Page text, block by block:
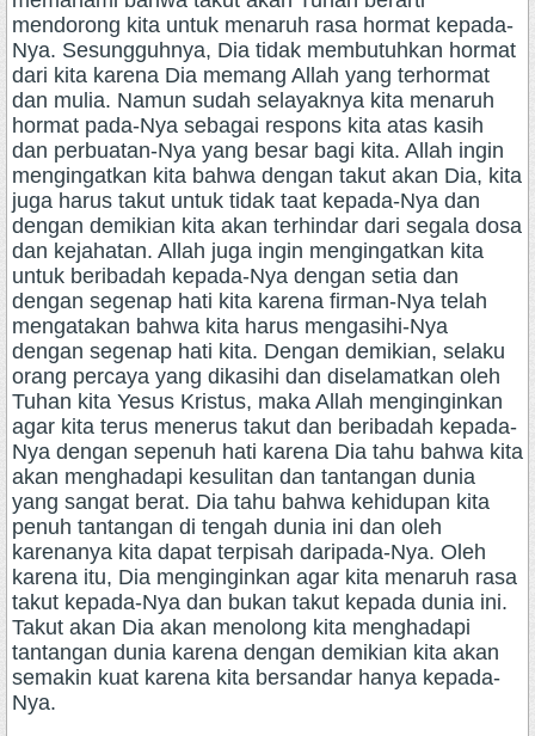
mendorong kita untuk menaruh rasa hormat kepada-
Nya. Sesungguhnya, Dia tidak membutuhkan hormat
dari kita karena Dia memang Allah yang terhormat
dan mulia. Namun sudah selayaknya kita menaruh
hormat pada-Nya sebagai respons kita atas kasih
dan perbuatan-Nya yang besar bagi kita. Allah ingin
mengingatkan kita bahwa dengan takut akan Dia, kita
juga harus takut untuk tidak taat kepada-Nya dan
dengan demikian kita akan terhindar dari segala dosa
dan kejahatan. Allah juga ingin mengingatkan kita
untuk beribadah kepada-Nya dengan setia dan
dengan segenap hati kita karena firman-Nya telah
mengatakan bahwa kita harus mengasihi-Nya
dengan segenap hati kita. Dengan demikian, selaku
orang percaya yang dikasihi dan diselamatkan oleh
Tuhan kita Yesus Kristus, maka Allah menginginkan
agar kita terus menerus takut dan beribadah kepada-
Nya dengan sepenuh hati karena Dia tahu bahwa kita
akan menghadapi kesulitan dan tantangan dunia
yang sangat berat. Dia tahu bahwa kehidupan kita
penuh tantangan di tengah dunia ini dan oleh
karenanya kita dapat terpisah daripada-Nya. Oleh
karena itu, Dia menginginkan agar kita menaruh rasa
takut kepada-Nya dan bukan takut kepada dunia ini.
Takut akan Dia akan menolong kita menghadapi
tantangan dunia karena dengan demikian kita akan
semakin kuat karena kita bersandar hanya kepada-
Nya.